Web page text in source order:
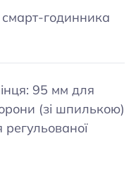
годинника
95 мм для
(зі шпилькою)